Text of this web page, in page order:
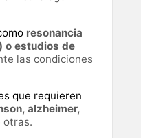
resonancia
o estudios de
las condiciones
que requieren
alzheimer,
otras.